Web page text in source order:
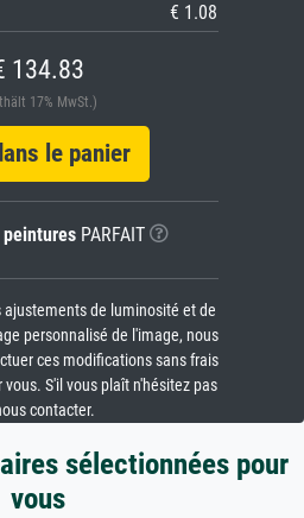
€ 1.08
134.83
17% MwSt.)
le panier
PARFAIT
ajustements de luminosité et de
personnalisé de l'image, nous
ces modifications sans frais
S'il vous plaît n'hésitez pas
contacter.
sélectionnées pour
vous